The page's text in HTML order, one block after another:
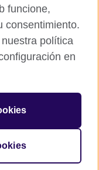
for cultural
funcione,
consentimiento.
política
en